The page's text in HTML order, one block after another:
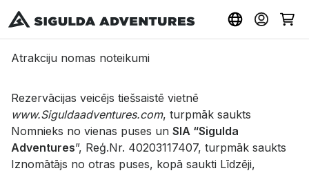
Atrakciju nomas noteikumi
Rezervācijas veicējs tiešsaistē vietnē
www.Siguldaadventures.com, turpmāk saukts
Nomnieks no vienas puses un SIA “Sigulda
Adventures”, Reģ.Nr. 40203117407, turpmāk saukts
Iznomātājs no otras puses, kopā saukti Līdzēji,